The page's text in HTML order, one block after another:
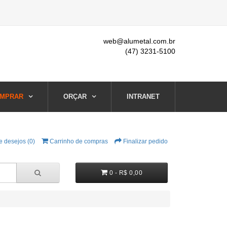
web@alumetal.com.br
(47) 3231-5100
ORÇAR INTRANET
desejos (0) Carrinho de compras Finalizar pedido
0 - R$ 0,00